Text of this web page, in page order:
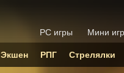
PC игры Мини
Экшен РПГ Стрелялки